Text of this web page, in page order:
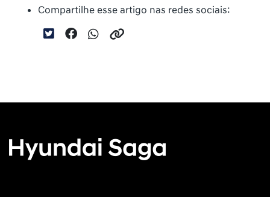
Compartilhe esse artigo nas redes sociais: